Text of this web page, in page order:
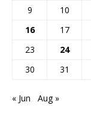
9
10
16
17
23
24
30
31
« Jun Aug »